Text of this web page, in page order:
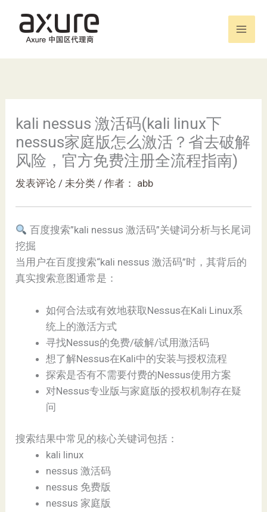
容
kali nessus 激活码(kali linux下
nessus家庭版怎么激活？省去破解
风险，官方免费注册全流程指南)
发表评论 / 未分类 / 作者： abb
百度搜索”kali nessus 激活码”关键词分析与长尾词
挖掘
当用户在百度搜索“kali nessus 激活码”时，其背后的
真实搜索意图通常是：
如何合法或有效地获取Nessus在Kali Linux系
统上的激活方式
寻找Nessus的免费/破解/试用激活码
想了解Nessus在Kali中的安装与授权流程
探索是否有不需要付费的Nessus使用方案
对Nessus专业版与家庭版的授权机制存在疑
问
搜索结果中常见的核心关键词包括：
kali linux
nessus 激活码
nessus 免费版
nessus 家庭版